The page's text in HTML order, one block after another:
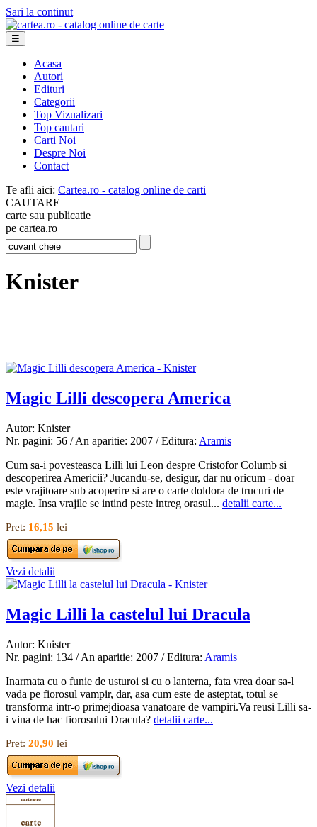
Sari la continut
☰
Acasa
Autori
Edituri
Categorii
Top Vizualizari
Top cautari
Carti Noi
Despre Noi
Contact
Te afli aici: Cartea.ro - catalog online de carti
CAUTARE
carte sau publicatie
pe cartea.ro
Knister
Magic Lilli descopera America
Autor: Knister
Nr. pagini: 56 / An aparitie: 2007 / Editura: Aramis
Cum sa-i povesteasca Lilli lui Leon despre Cristofor Columb si
descoperirea Americii? Jucandu-se, desigur, dar nu oricum - doar
este vrajitoare sub acoperire si are o carte doldora de trucuri de
magie. Insa vrajile se intind peste intreg orasul... detalii carte...
Pret: 16,15 lei
Vezi detalii
Magic Lilli la castelul lui Dracula
Autor: Knister
Nr. pagini: 134 / An aparitie: 2007 / Editura: Aramis
Inarmata cu o funie de usturoi si cu o lanterna, fata vrea doar sa-l
vada pe fiorosul vampir, dar, asa cum este de asteptat, totul se
transforma intr-o primejdioasa vanatoare de vampiri.Va reusi Lilli sa-
i vina de hac fiorosului Dracula? detalii carte...
Pret: 20,90 lei
Vezi detalii